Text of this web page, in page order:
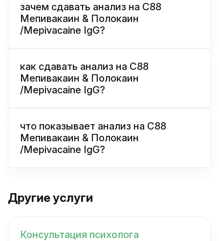
зачем сдавать анализ на C88
Мепивакаин & Полокаин
/Mepivacaine IgG?
как сдавать анализ на C88
Мепивакаин & Полокаин
/Mepivacaine IgG?
что показывает анализ на C88
Мепивакаин & Полокаин
/Mepivacaine IgG?
Другие услуги
Консультация психолога